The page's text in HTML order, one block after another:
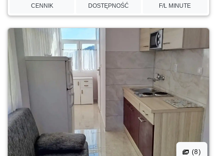
CENNIK DOSTĘPNOŚĆ F/L MINUTE
(8)